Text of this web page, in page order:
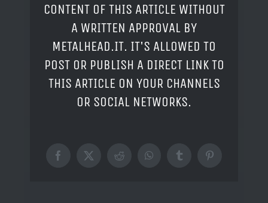
CONTENT OF THIS ARTICLE WITHOUT
A WRITTEN APPROVAL BY
METALHEAD.IT. IT'S ALLOWED TO
POST OR PUBLISH A DIRECT LINK TO
THIS ARTICLE ON YOUR CHANNELS
OR SOCIAL NETWORKS.
Facebook
X RedditWhatsAppTumblrPinterest